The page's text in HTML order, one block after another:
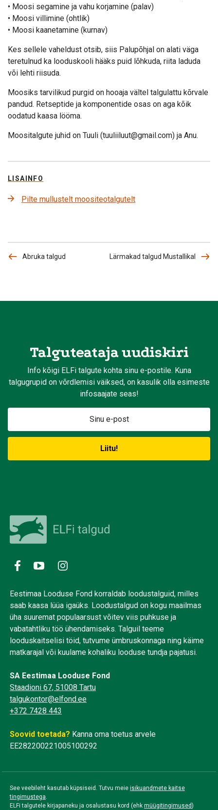
• Moosi segamine ja vahu korjamine (palav)
• Moosi villimine (ohtlik)
• Moosi kaanetamine (kurnav)
Kes sellele vaheldust otsib, siis Palupõhjal on alati väga
teretulnud ka looduskooli hääks puid lõhkuda, riita laduda
või lehti riisuda.
Moosiks tarvilikud purgid on hooaja vältel talgulattu kõrvale
pandud. Retseptide ja komponentide osas on aga kõik
oodatud kaasa lööma.
Moositalgute juhid on Tuuli (tuuliiluut@gmail.com) ja Anu.
LISAINFO
Pilte mullustelt moositeotalgutelt
Abruka talgud Lärmakad talgud Mustallikal
Talguteataja uudiskiri
Info kõigi ELFi talgute kohta sinu e-postile. Kuna
talgugrupid on võrdlemisi väiksed, on kasulik olla esimeste
infosaajate seas!
Eestimaa Looduse Fond korraldab loodustalguid, milles
saab kaasa lüüa igaüks. Loodustalgud on kogu maailmas
üha suuremat populaarsust võitev viis puhkuse ja
vabatahtliku töö ühendamiseks. Talguil teeme
looduskaitselisi töid, tutvume ümbruskonnaga ning käime
matkarajal või kuulame kohaliku looduse tundja pajatusi.
SA Eestimaa Looduse Fond
Staadioni 67, 51008 Tartu
talgukontor@elfond.ee
+372 7428 443
Soovid toetada? Kanna oma toetus arvele
EE282200221005100292
See veebileht kasutab küpsiseid. Tutvu meie isikuandmete kaitse
tingimustega.
ELFi talgutele kirjapaneku ja osalustasu kord (ehk müügitingimused)